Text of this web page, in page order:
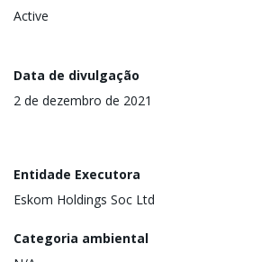
Active
Data de divulgação
2 de dezembro de 2021
Entidade Executora
Eskom Holdings Soc Ltd
Categoria ambiental